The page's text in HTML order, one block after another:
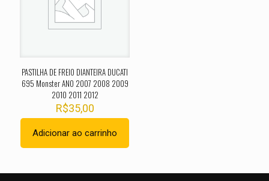
1 de 5
2 de 5
PASTILHA DE FREIO DIANTEIRA DUCATI
695 Monster ANO 2007 2008 2009
2010 2011 2012
R$35,00
Adicionar ao carrinho